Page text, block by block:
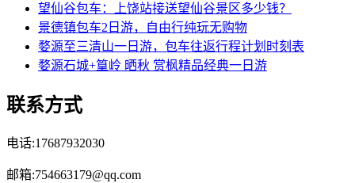
望仙谷包车：上饶站接送望仙谷景区多少钱？
景德镇包车2日游，自由行纯玩无购物
婺源至三清山一日游，包车往返行程计划时刻表
婺源石城+篁岭 晒秋 赏枫精品经典一日游
联系方式
电话:17687932030
邮箱:754663179@qq.com